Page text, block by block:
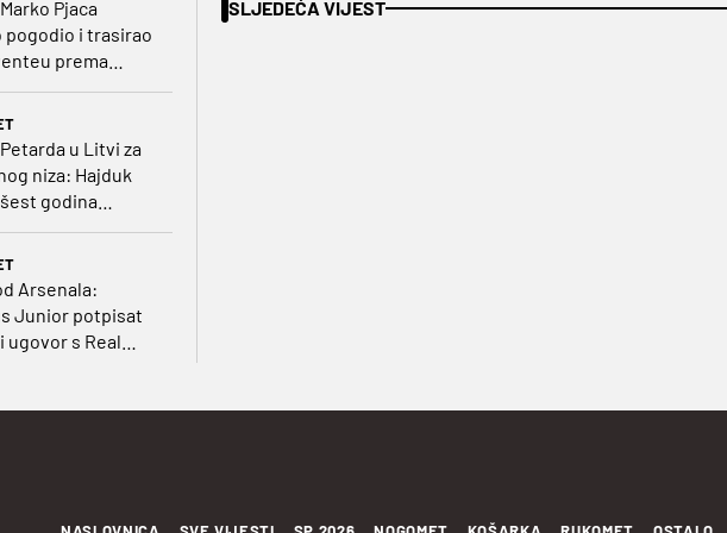
Pjaca
pogodio i trasirao
prema
u Litvi za
niza: Hajduk
godina
Arsenala:
Junior potpisat
ugovor s Real
SLJEDEĆA VIJEST